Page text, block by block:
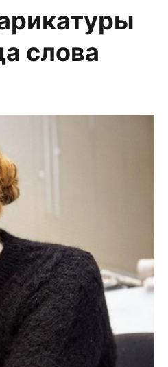
слова